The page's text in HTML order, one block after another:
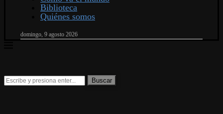
Biblioteca
Quiénes somos
domingo, 9 agosto 2026